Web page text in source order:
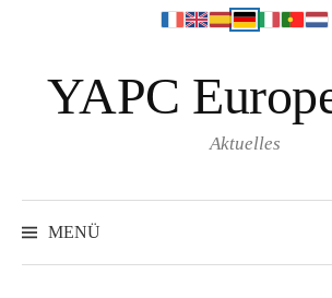
g
e
YAPC
Aktuelles
MENÜ